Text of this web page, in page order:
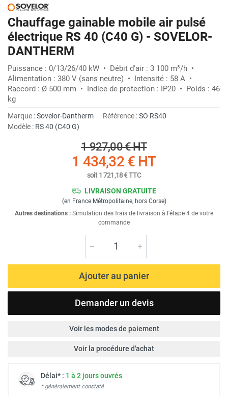
Chauffage gainable mobile air pulsé
électrique RS 40 (C40 G) - SOVELOR-
DANTHERM
Puissance : 0/13/26/40 kW • Débit d'air : 3 100 m³/h •
Alimentation : 380 V (sans neutre) • Intensité : 58 A •
Raccord : Ø 500 mm • Indice de protection : IP20 • Poids : 46
kg
Marque :Sovelor-Dantherm Référence :SO RS40
Modèle : RS 40 (C40 G)
1 927,00 €HT
1 434,32 € HT
soit1 721,18 €TTC
LIVRAISON GRATUITE
(en France Métropolitaine, hors Corse)
Autres destinations : Simulation des frais de livraison à l'étape 4 de votre
commande
Ajouter au panier
Demander un devis
Voir les modes de paiement
Voir la procédure d'achat
Délai* : 1 à 2 jours ouvrés
* généralement constaté